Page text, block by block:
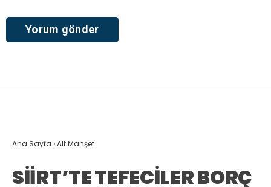
Ana Sayfa ›Alt Manşet
SİİRT’TE TEFECİLER BORÇ